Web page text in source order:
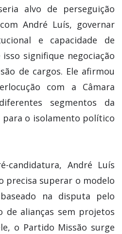
alvo de perseguição
André Luís, governar
e capacidade de
signifique negociação
de cargos. Ele afirmou
com a Câmara
segmentos da
o isolamento político
candidatura, André Luís
precisa superar o modelo
na disputa pelo
de alianças sem projetos
o Partido Missão surge